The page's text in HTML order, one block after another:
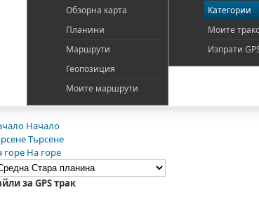
Обзорна карта
Планини
Маршрути
Геопозиция
Моите маршрути
Категории
Моите
Изпрати
Начало
Търсене
На горе
за GPS трак